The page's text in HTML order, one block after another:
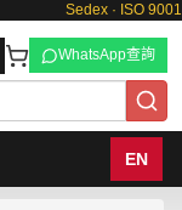
Sedex · ISO 9001
WhatsApp查詢
EN